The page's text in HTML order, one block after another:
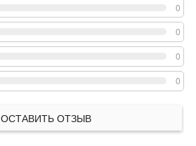
0
0
0
0
ОСТАВИТЬ ОТЗЫВ